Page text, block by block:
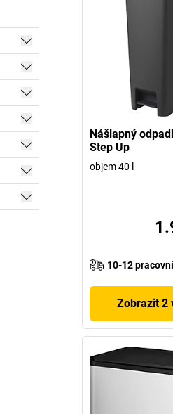
Nášlapný
Step Up
objem 40 l
10-12
Zobrazit 2